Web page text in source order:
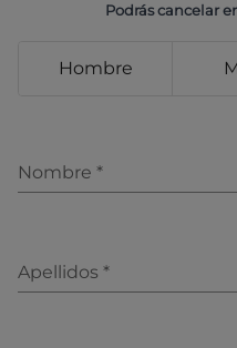
Podrás cancelar
Hombre
Nombre *
Apellidos *